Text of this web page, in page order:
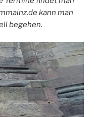
kann man
begehen.